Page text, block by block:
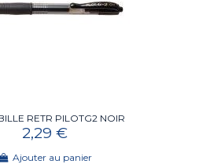
RETR PILOTG2 NOIR
2,29 €
Ajouter au panier